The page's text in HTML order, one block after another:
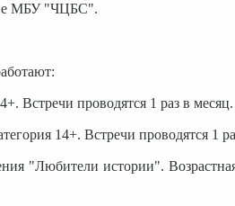
МБУ "ЧЦБС".
Встречи проводятся 1 раз в месяц.
14+. Встречи проводятся 1
"Любители истории".